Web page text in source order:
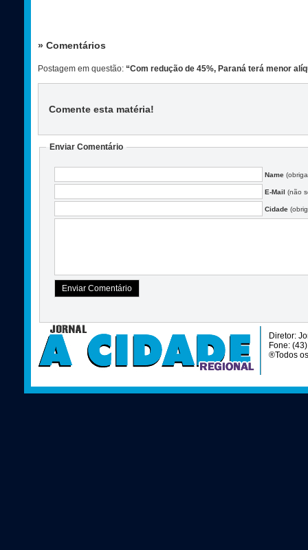
» Comentários
Postagem em questão: “Com redução de 45%, Paraná terá menor
Comente esta matéria!
Enviar Comentário
Name
E-Mail (não
Cidade
Diretor:
Fone:
®Todos